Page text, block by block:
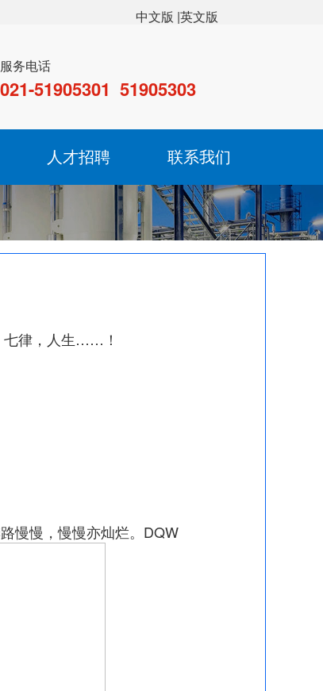
中文版 |英文版
服务电话
021-51905301 51905303
人才招聘 联系我们
七律，人生……！
慢慢，慢慢亦灿烂。DQW